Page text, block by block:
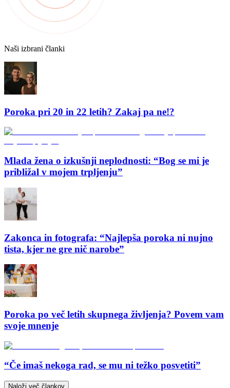
Naši izbrani članki
Poroka pri 20 in 22 letih? Zakaj pa ne!?
Mlada žena o izkušnji neplodnosti: “Bog se mi je
približal v mojem trpljenju”
Zakonca in fotografa: “Najlepša poroka ni nujno
tista, kjer ne gre nič narobe”
Poroka po več letih skupnega življenja? Povem vam
svoje mnenje
“Če imaš nekoga rad, se mu ni težko posvetiti”
Naloži več člankov